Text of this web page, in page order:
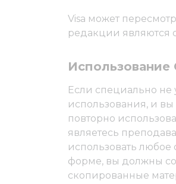
Visa может
редакции являются
Использование
Если специально не
использования, и вы
повторно
являетесь
использовать
форме, вы должны
скопированные